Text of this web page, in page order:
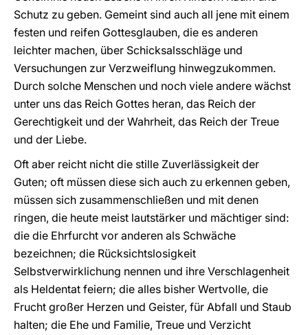
Schutz zu geben. Gemeint sind auch all jene mit einem
festen und reifen Gottesglauben, die es anderen
leichter machen, über Schicksalsschläge und
Versuchungen zur Verzweiflung hinwegzukommen.
Durch solche Menschen und noch viele andere wächst
unter uns das Reich Gottes heran, das Reich der
Gerechtigkeit und der Wahrheit, das Reich der Treue
und der Liebe.
Oft aber reicht nicht die stille Zuverlässigkeit der
Guten; oft müssen diese sich auch zu erkennen geben,
müssen sich zusammenschließen und mit denen
ringen, die heute meist lautstärker und mächtiger sind:
die die Ehrfurcht vor anderen als Schwäche
bezeichnen; die Rücksichtslosigkeit
Selbstverwirklichung nennen und ihre Verschlagenheit
als Heldentat feiern; die alles bisher Wertvolle, die
Frucht großer Herzen und Geister, für Abfall und Staub
halten; die Ehe und Familie, Treue und Verzicht